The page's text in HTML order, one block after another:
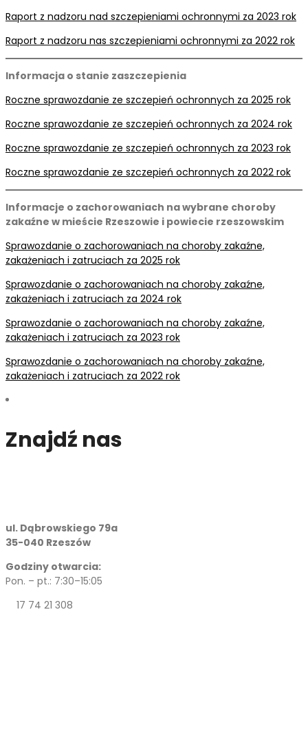
Raport z nadzoru nad szczepieniami ochronnymi za 2023 rok
Raport z nadzoru nas szczepieniami ochronnymi za 2022 rok
Informacja o stanie zaszczepienia
Roczne sprawozdanie ze szczepień ochronnych za 2025 rok
Roczne sprawozdanie ze szczepień ochronnych za 2024 rok
Roczne sprawozdanie ze szczepień ochronnych za 2023 rok
Roczne sprawozdanie ze szczepień ochronnych za 2022 rok
Informacje o zachorowaniach na wybrane choroby
zakaźne w mieście Rzeszowie i powiecie rzeszowskim
Sprawozdanie o zachorowaniach na choroby zakaźne,
zakażeniach i zatruciach za 2025 rok
Sprawozdanie o zachorowaniach na choroby zakaźne,
zakażeniach i zatruciach za 2024 rok
Sprawozdanie o zachorowaniach na choroby zakaźne,
zakażeniach i zatruciach za 2023 rok
Sprawozdanie o zachorowaniach na choroby zakaźne,
zakażeniach i zatruciach za 2022 rok
Znajdź nas
ul. Dąbrowskiego 79a
35-040 Rzeszów
Godziny otwarcia:
Pon. – pt.: 7:30–15:05
17 74 21 308